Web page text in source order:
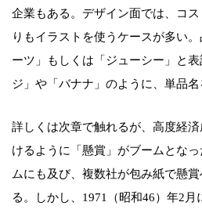
企業もある。デザイン面では、コ
りもイラストを使うケースが多い
ーツ」もしくは「ジューシー」と
ジ」や「バナナ」のように、単品名
詳しくは次章で触れるが、高度経
けるように「懸賞」がブームとな
ムにも及び、複数社が包み紙で懸
る。しかし、1971（昭和46）年2